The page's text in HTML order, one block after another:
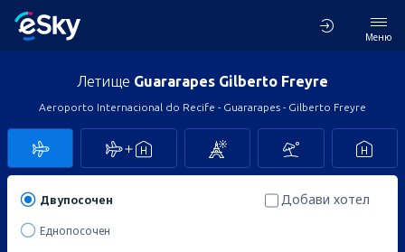
Меню
Летище Guararapes Gilberto Freyre
Aeroporto Internacional do Recife - Guararapes - Gilberto Freyre
Двупосочен
Еднопосочен
Добави хотел